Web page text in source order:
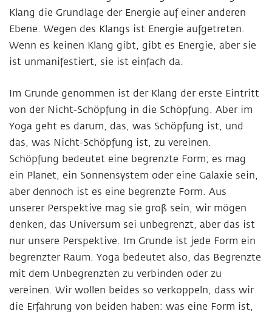
Klang die Grundlage der Energie auf einer anderen
Ebene. Wegen des Klangs ist Energie aufgetreten.
Wenn es keinen Klang gibt, gibt es Energie, aber sie
ist unmanifestiert, sie ist einfach da.
Im Grunde genommen ist der Klang der erste Eintritt
von der Nicht-Schöpfung in die Schöpfung. Aber im
Yoga geht es darum, das, was Schöpfung ist, und
das, was Nicht-Schöpfung ist, zu vereinen.
Schöpfung bedeutet eine begrenzte Form; es mag
ein Planet, ein Sonnensystem oder eine Galaxie sein,
aber dennoch ist es eine begrenzte Form. Aus
unserer Perspektive mag sie groß sein, wir mögen
denken, das Universum sei unbegrenzt, aber das ist
nur unsere Perspektive. Im Grunde ist jede Form ein
begrenzter Raum. Yoga bedeutet also, das Begrenzte
mit dem Unbegrenzten zu verbinden oder zu
vereinen. Wir wollen beides so verkoppeln, dass wir
die Erfahrung von beiden haben: was eine Form ist,